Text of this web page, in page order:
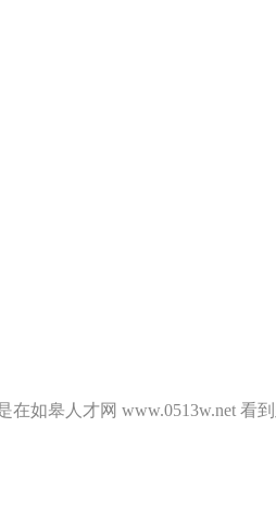
如皋人才网 www.0513w.net